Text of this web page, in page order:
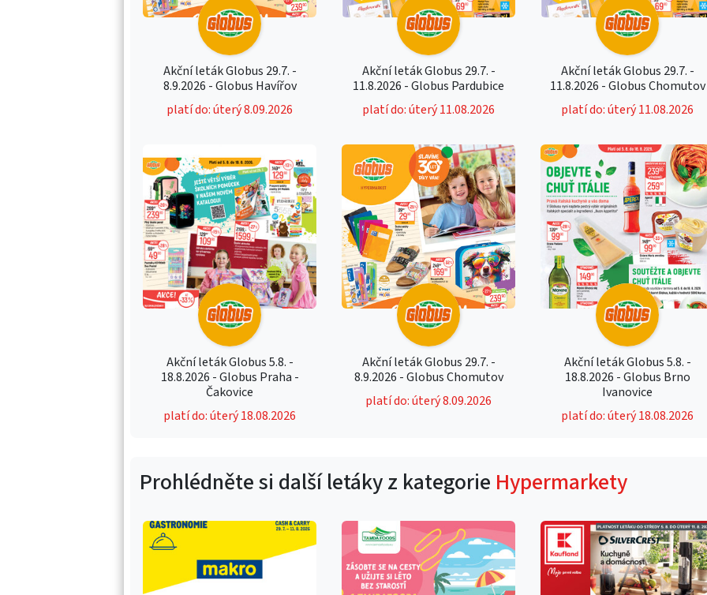
Akční leták Globus 29.7. -
8.9.2026 - Globus Havířov
platí do: úterý 8.09.2026
Akční leták Globus 29.7. -
11.8.2026 - Globus Pardubice
platí do: úterý 11.08.2026
Akční leták Globus 29.7. -
11.8.2026 - Globus Chomutov
platí do: úterý 11.08.2026
Akční leták Globus 5.8. -
18.8.2026 - Globus Praha -
Čakovice
platí do: úterý 18.08.2026
Akční leták Globus 29.7. -
8.9.2026 - Globus Chomutov
platí do: úterý 8.09.2026
Akční leták Globus 5.8. -
18.8.2026 - Globus Brno
Ivanovice
platí do: úterý 18.08.2026
Prohlédněte si další letáky z kategorie Hypermarkety